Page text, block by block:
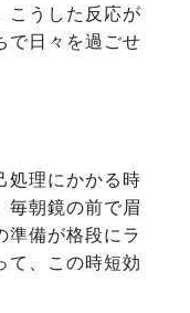
こうした反応が
で日々を過ごせ
処理にかかる時
毎朝鏡の前で眉
準備が格段にラ
て、この時短効